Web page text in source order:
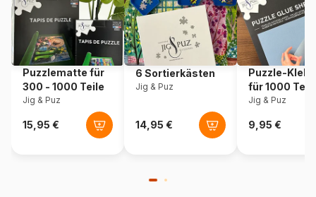
Teileanzahl 2000 Teile
Maße 98 x 75 cm
Puzzlematte für
300 - 1000 Teile
Jig & Puz
6 Sortierkästen
Jig & Puz
Puzzle-
für 1000
Jig & Puz